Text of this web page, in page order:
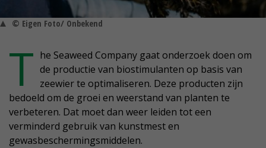
© Eigen Foto/ Onbekend
T he Seaweed Company gaat onderzoek doen om
de productie van biostimulanten op basis van
zeewier te optimaliseren. Deze producten zijn
bedoeld om de groei en weerstand van planten te
verbeteren. Dat moet dan weer leiden tot een
verminderd gebruik van kunstmest en
gewasbeschermingsmiddelen.